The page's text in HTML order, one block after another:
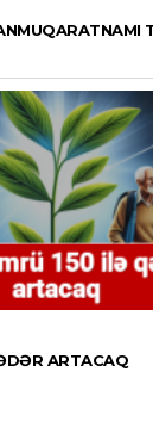
ARTACAQ